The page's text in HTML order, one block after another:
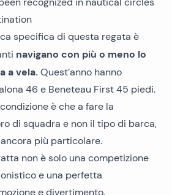
specifica di questa regata è
navigano con più o meno lo
a vela. Quest’anno hanno
46 e Beneteau First 45 piedi.
è che a fare la
di squadra e non il tipo di barca,
più particolare.
non è solo una competizione
e una perfetta
e divertimento.